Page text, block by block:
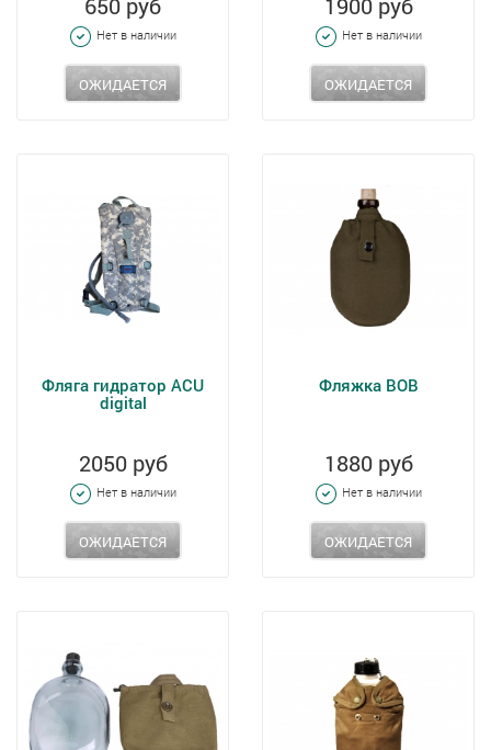
Нет в наличии
ОЖИДАЕТСЯ
Нет в наличии
ОЖИДАЕТСЯ
Фляга гидратор ACU
digital
2050 руб
Нет в наличии
ОЖИДАЕТСЯ
Фляжка ВОВ
1880 руб
Нет в наличии
ОЖИДАЕТСЯ